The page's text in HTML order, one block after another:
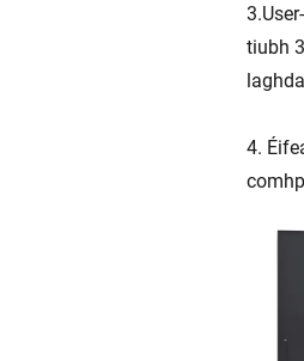
tiubh
4.